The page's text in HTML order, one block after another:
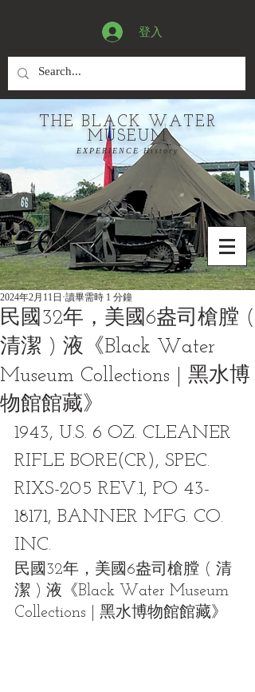
登入
THE BLACK WATER
MUSEUM
EXPERIENCE History
民國32年，美國6盎司槍膛 (
清潔 ) 液《Black Water
Museum Collections | 黑水博
物館館藏》
2024年2月11日 讀畢需時 1 分鐘
1943, U.S. 6 OZ. CLEANER
RIFLE BORE(CR), SPEC.
RIXS-205 REV.1, PO 43-
18171, BANNER MFG. CO.
INC.
民國32年，美國6盎司槍膛 ( 清
潔 ) 液 《Black Water Museum
Collections | 黑水博物館館藏》